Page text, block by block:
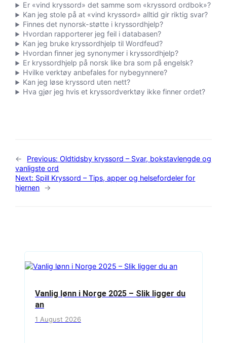
Er «vind kryssord» det samme som «kryssord ordbok»?
Kan jeg stole på at «vind kryssord» alltid gir riktig svar?
Finnes det nynorsk-støtte i kryssordhjelp?
Hvordan rapporterer jeg feil i databasen?
Kan jeg bruke kryssordhjelp til Wordfeud?
Hvordan finner jeg synonymer i kryssordhjelp?
Er kryssordhjelp på norsk like bra som på engelsk?
Hvilke verktøy anbefales for nybegynnere?
Kan jeg løse kryssord uten nett?
Hva gjør jeg hvis et kryssordverktøy ikke finner ordet?
← Previous: Oldtidsby kryssord – Svar, bokstavlengde og
vanligste ord
Next: Spill Kryssord – Tips, apper og helsefordeler for
hjernen →
Vanlig lønn i Norge 2025 – Slik ligger du
an
1 August 2026